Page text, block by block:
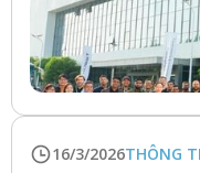
16/3/2026THÔNG